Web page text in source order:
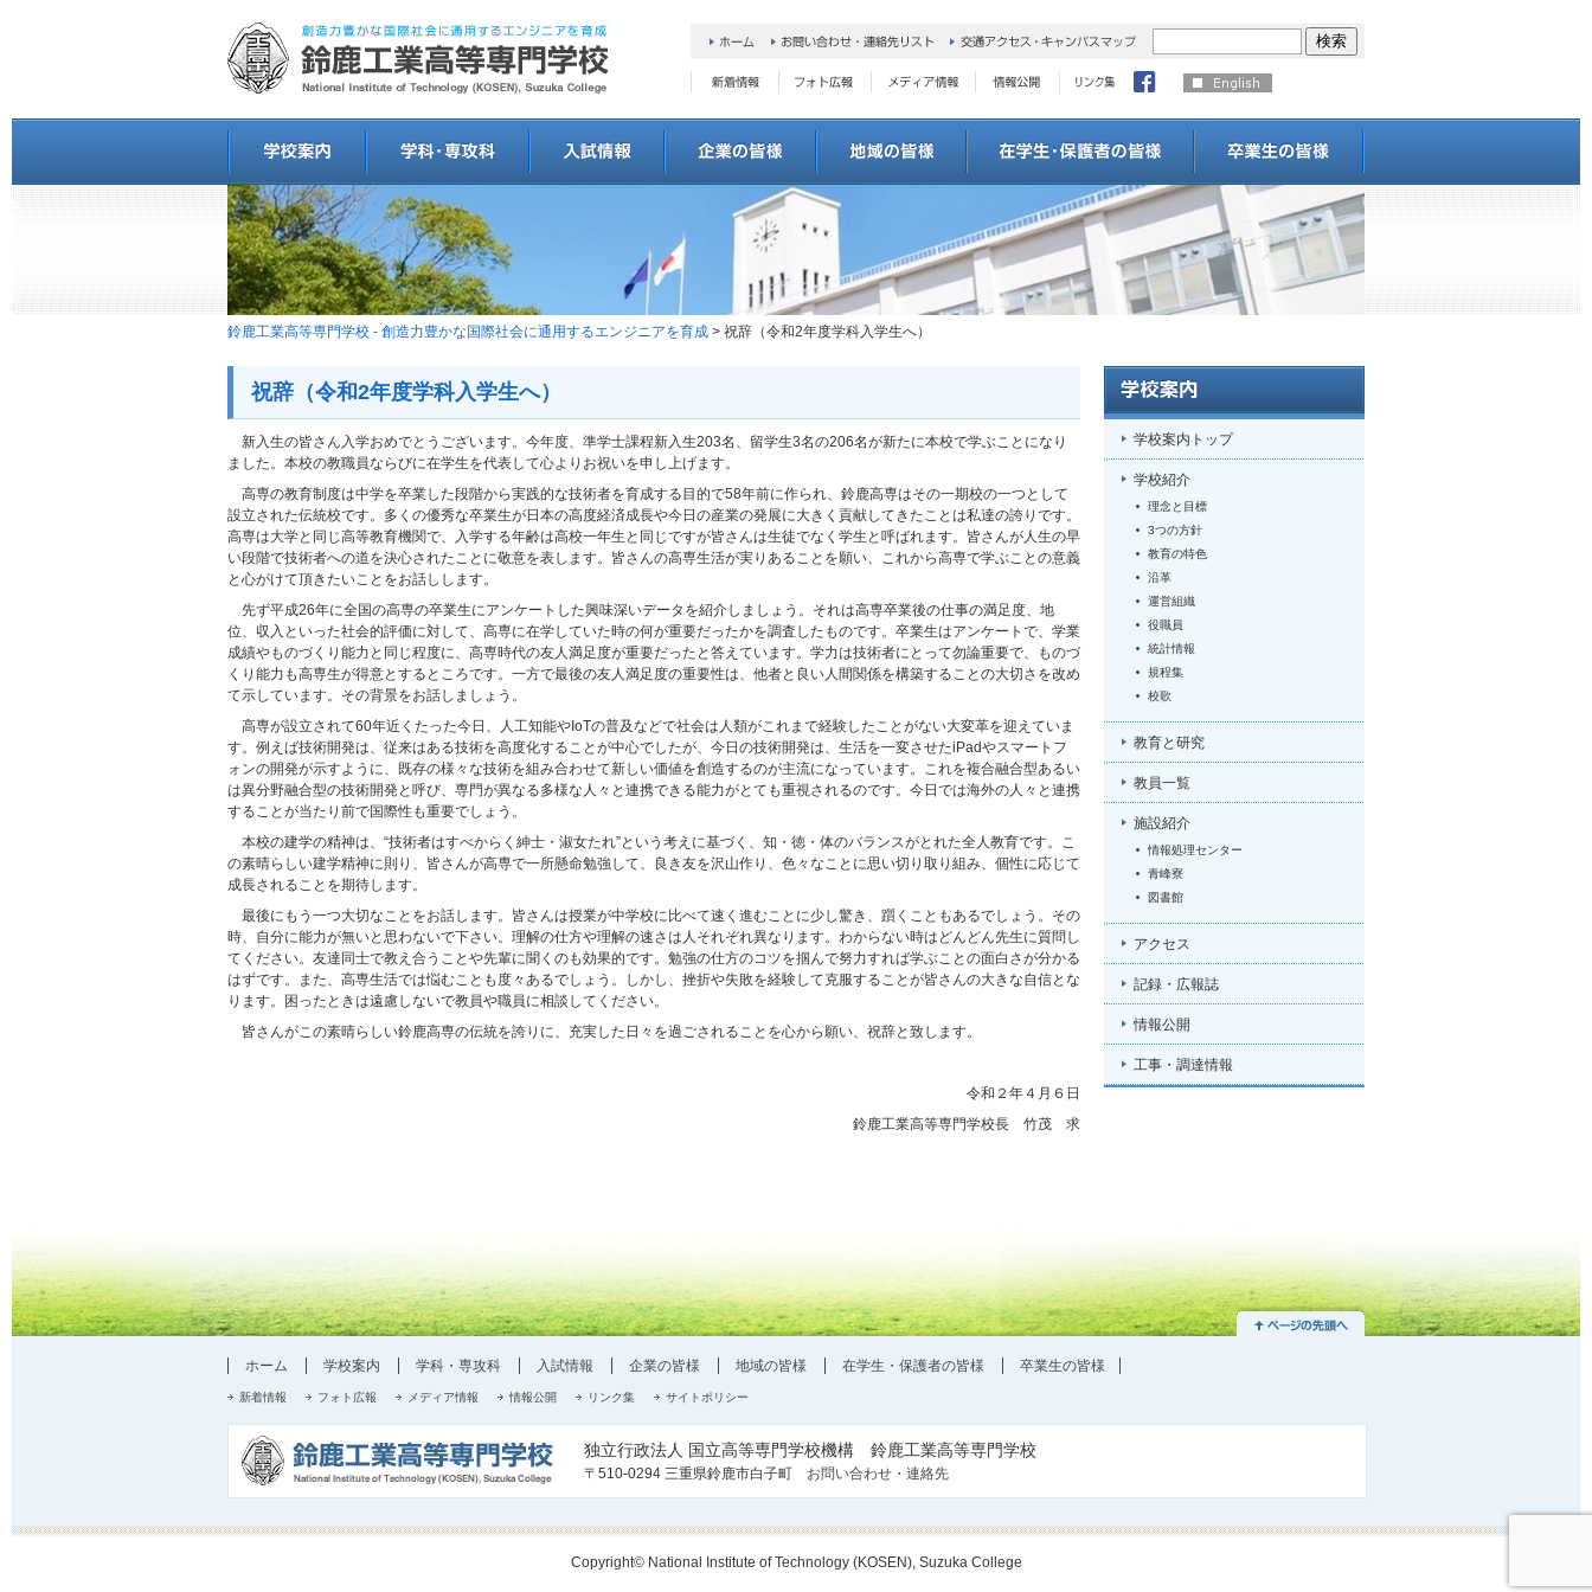
鈴鹿工業高等専門学校 - 創造力豊かな国際社会に通用するエンジニアを育成 > 祝辞（令和2年度学科入学生へ）
祝辞（令和2年度学科入学生へ）
新入生の皆さん入学おめでとうございます。今年度、準学士課程新入生203名、留学生3名の206名が新たに本校で学ぶことになり
ました。本校の教職員ならびに在学生を代表して心よりお祝いを申し上げます。
高専の教育制度は中学を卒業した段階から実践的な技術者を育成する目的で58年前に作られ、鈴鹿高専はその一期校の一つとして
設立された伝統校です。多くの優秀な卒業生が日本の高度経済成長や今日の産業の発展に大きく貢献してきたことは私達の誇りです。
高専は大学と同じ高等教育機関で、入学する年齢は高校一年生と同じですが皆さんは生徒でなく学生と呼ばれます。皆さんが人生の早
い段階で技術者への道を決心されたことに敬意を表します。皆さんの高専生活が実りあることを願い、これから高専で学ぶことの意義
と心がけて頂きたいことをお話しします。
先ず平成26年に全国の高専の卒業生にアンケートした興味深いデータを紹介しましょう。それは高専卒業後の仕事の満足度、地
位、収入といった社会的評価に対して、高専に在学していた時の何が重要だったかを調査したものです。卒業生はアンケートで、学業
成績やものづくり能力と同じ程度に、高専時代の友人満足度が重要だったと答えています。学力は技術者にとって勿論重要で、ものづ
くり能力も高専生が得意とするところです。一方で最後の友人満足度の重要性は、他者と良い人間関係を構築することの大切さを改め
て示しています。その背景をお話しましょう。
高専が設立されて60年近くたった今日、人工知能やIoTの普及などで社会は人類がこれまで経験したことがない大変革を迎えていま
す。例えば技術開発は、従来はある技術を高度化することが中心でしたが、今日の技術開発は、生活を一変させたiPadやスマートフ
ォンの開発が示すように、既存の様々な技術を組み合わせて新しい価値を創造するのが主流になっています。これを複合融合型あるい
は異分野融合型の技術開発と呼び、専門が異なる多様な人々と連携できる能力がとても重視されるのです。今日では海外の人々と連携
することが当たり前で国際性も重要でしょう。
本校の建学の精神は、“技術者はすべからく紳士・淑女たれ”という考えに基づく、知・徳・体のバランスがとれた全人教育です。こ
の素晴らしい建学精神に則り、皆さんが高専で一所懸命勉強して、良き友を沢山作り、色々なことに思い切り取り組み、個性に応じて
成長されることを期待します。
最後にもう一つ大切なことをお話します。皆さんは授業が中学校に比べて速く進むことに少し驚き、躓くこともあるでしょう。その
時、自分に能力が無いと思わないで下さい。理解の仕方や理解の速さは人それぞれ異なります。わからない時はどんどん先生に質問し
てください。友達同士で教え合うことや先輩に聞くのも効果的です。勉強の仕方のコツを掴んで努力すれば学ぶことの面白さが分かる
はずです。また、高専生活では悩むことも度々あるでしょう。しかし、挫折や失敗を経験して克服することが皆さんの大きな自信とな
ります。困ったときは遠慮しないで教員や職員に相談してください。
皆さんがこの素晴らしい鈴鹿高専の伝統を誇りに、充実した日々を過ごされることを心から願い、祝辞と致します。
令和２年４月６日
鈴鹿工業高等専門学校長 竹茂 求
学校案内トップ
学校紹介
理念と目標
3つの方針
教育の特色
沿革
運営組織
役職員
統計情報
規程集
校歌
教育と研究
教員一覧
施設紹介
情報処理センター
青峰寮
図書館
アクセス
記録・広報誌
情報公開
工事・調達情報
ホーム 学校案内 学科・専攻科 入試情報 企業の皆様 地域の皆様 在学生・保護者の皆様 卒業生の皆様
新着情報 フォト広報 メディア情報 情報公開 リンク集 サイトポリシー
独立行政法人 国立高等専門学校機構 鈴鹿工業高等専門学校
〒510-0294 三重県鈴鹿市白子町 お問い合わせ・連絡先
Copyright© National Institute of Technology (KOSEN), Suzuka College